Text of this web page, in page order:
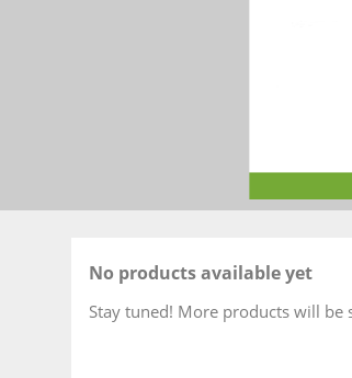
No products available yet
Stay tuned! More products will be